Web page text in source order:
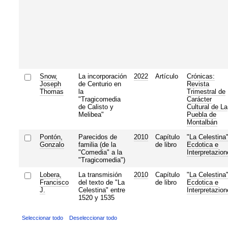
Snow,
Joseph
Thomas
La incorporación
de Centurio en
la
"Tragicomedia
de Calisto y
Melibea"
2022 Artículo
Crónicas:
Revista
Trimestral de
Carácter
Cultural de La
Puebla de
Montalbán
Pontón,
Gonzalo
Parecidos de
familia (de la
"Comedia" a la
"Tragicomedia")
2010
Capítulo
de libro
"La
Ecdotica e
Lobera,
Francisco
J.
La transmisión
del texto de "La
Celestina" entre
1520 y 1535
2010
Capítulo
de libro
"La
Ecdotica e
Seleccionar todo Deseleccionar todo